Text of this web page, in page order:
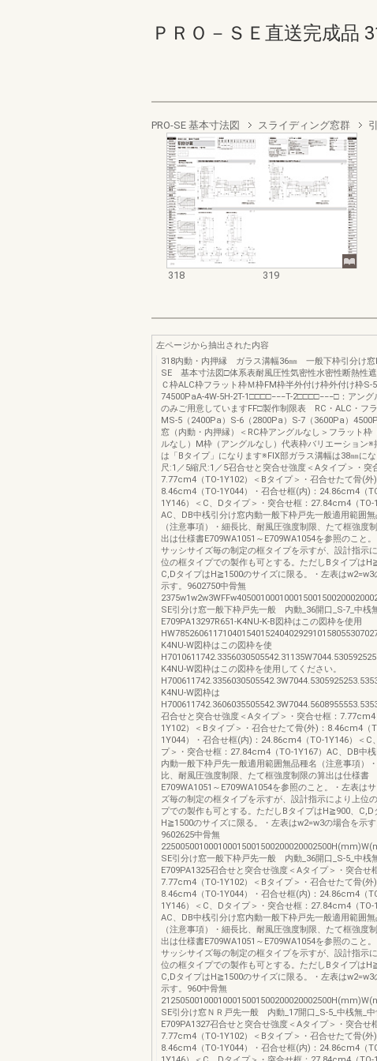
ＰＲＯ－ＳＥ直送完成品
PRO-SE 基本寸法図 スライディング窓群
318 319
左ページから抽出された内容
318内動・内押縁 ガラス溝幅36㎜ 一般下枠引分け窓
SE 基本寸法図□体系表耐風圧性気密性水密性断熱性遮
Ｃ枠ALC枠フラット枠Ｍ枠FM枠半外付け枠外付け枠S-
74500PaA-4W-5H-2T-1□□□□−−−T-2□□□□−−−□：アング
のみご用意していますFF□製作制限表 RC・ALC・フラ
MS-5（2400Pa）S-6（2800Pa）S-7（3600Pa）
窓（内動・内押縁）＜RC枠アングルなし＞フラット枠
ルなし）M枠（アングルなし）代表枠バリエーション※
は「Bタイプ」になります※FIX部ガラス溝幅は38㎜に
尺:1／5縮尺:1／5召合せと突合せ強度＜Aタイプ＞・突
7.77cm4（TO-1Y102）＜Bタイプ＞・召合せたて骨(外)
8.46cm4（TO-1Y044）・召合せ框(内)：24.86cm4（
1Y146）＜C、Dタイプ＞・突合せ框：27.84cm4（TO-
AC、DB中桟引分け窓内動一般下枠戸先一般適用範囲無
（注意事項）・細長比、耐風圧強度制限、たて框強度
出は仕様書E709WA1051～E709WA1054を参照のこと
サッシサイズ毎の制定の框タイプを示すが、設計指示
位の框タイプでの製作も可とする。ただしBタイプは
C,DタイプはH≧1500のサイズに限る。・左表はw2=w3
示す。9602750中骨無
SE引分け窓一般下枠戸先一般 内動_36開口_S-7_中桟
E709PA13297R651-K4NU-K-B図枠はこの図枠を使用
K4NU-W図枠はこの図枠を使
K4NU-W図枠はこの図枠を使用してください。
K4NU-W図枠は
召合せと突合せ強度＜Aタイプ＞・突合せ框：7.77cm4
1Y102）＜Bタイプ＞・召合せたて骨(外)：8.46cm4（
1Y044）・召合せ框(内)：24.86cm4（TO-1Y146）＜C
プ＞・突合せ框：27.84cm4（TO-1Y167）AC、DB中
内動一般下枠戸先一般適用範囲無品種名（注意事項）
比、耐風圧強度制限、たて框強度制限の算出は仕様書
E709WA1051～E709WA1054を参照のこと。・左表は
ズ毎の制定の框タイプを示すが、設計指示により上位
プでの製作も可とする。ただしBタイプはH≧900、C,D
H≧1500のサイズに限る。・左表はw2=w3の場合を示す
9602625中骨無
SE引分け窓一般下枠戸先一般 内動_36開口_S-5_中桟
E709PA1325召合せと突合せ強度＜Aタイプ＞・突合せ
7.77cm4（TO-1Y102）＜Bタイプ＞・召合せたて骨(外)
8.46cm4（TO-1Y044）・召合せ框(内)：24.86cm4（
1Y146）＜C、Dタイプ＞・突合せ框：27.84cm4（TO-
AC、DB中桟引分け窓内動一般下枠戸先一般適用範囲無
（注意事項）・細長比、耐風圧強度制限、たて框強度
出は仕様書E709WA1051～E709WA1054を参照のこと
サッシサイズ毎の制定の框タイプを示すが、設計指示
位の框タイプでの製作も可とする。ただしBタイプは
C,DタイプはH≧1500のサイズに限る。・左表はw2=w3
示す。960中骨無
SE引分け窓ＮＲ戸先一般 内動_17開口_S-5_中桟無_
E709PA1327召合せと突合せ強度＜Aタイプ＞・突合せ
7.77cm4（TO-1Y102）＜Bタイプ＞・召合せたて骨(外)
8.46cm4（TO-1Y044）・召合せ框(内)：24.86cm4（